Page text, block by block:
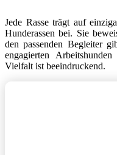
Jede Rasse trägt auf
Hunderassen bei. Sie
den passenden Begleiter
engagierten
Vielfalt ist beeindruckend.